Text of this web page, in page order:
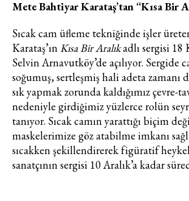
Mete Bahtiyar Karataş’tan “Kısa Bir
Sıcak cam üfleme tekniğinde işler
Karataş’ınKısa Bir Aralıkadlı sergisi 18
Selvin Arnavutköy’de açılıyor. Sergide
soğumuş, sertleşmiş hali adeta zamanı
sık yapmak zorunda kaldığımız çevre-
nedeniyle girdiğimiz yüzlerce rolün
tanıyor. Sıcak camın yarattığı biçim
maskelerimize göz atabilme imkanı
sıcakken şekillendirerek figüratif
sanatçının sergisi 10 Aralık’a kadar